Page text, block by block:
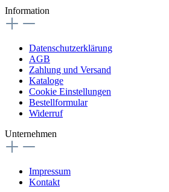
Information
Datenschutzerklärung
AGB
Zahlung und Versand
Kataloge
Cookie Einstellungen
Bestellformular
Widerruf
Unternehmen
Impressum
Kontakt